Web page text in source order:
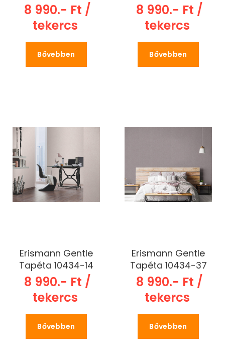
8 990.- Ft /
tekercs
Bővebben
8 990.- Ft /
tekercs
Bővebben
Erismann Gentle
Tapéta 10434-14
8 990.- Ft /
tekercs
Bővebben
Erismann Gentle
Tapéta 10434-37
8 990.- Ft /
tekercs
Bővebben